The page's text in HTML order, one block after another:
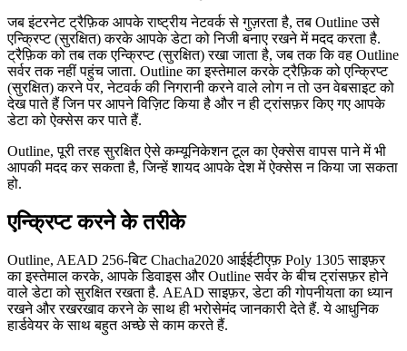
जब इंटरनेट ट्रैफ़िक आपके राष्ट्रीय नेटवर्क से गुज़रता है, तब Outline उसे
एन्क्रिप्ट (सुरक्षित) करके आपके डेटा को निजी बनाए रखने में मदद करता है.
ट्रैफ़िक को तब तक एन्क्रिप्ट (सुरक्षित) रखा जाता है, जब तक कि वह Outline
सर्वर तक नहीं पहुंच जाता. Outline का इस्तेमाल करके ट्रैफ़िक को एन्क्रिप्ट
(सुरक्षित) करने पर, नेटवर्क की निगरानी करने वाले लोग न तो उन वेबसाइट को
देख पाते हैं जिन पर आपने विज़िट किया है और न ही ट्रांसफ़र किए गए आपके
डेटा को ऐक्सेस कर पाते हैं.
Outline, पूरी तरह सुरक्षित ऐसे कम्यूनिकेशन टूल का ऐक्सेस वापस पाने में भी
आपकी मदद कर सकता है, जिन्हें शायद आपके देश में ऐक्सेस न किया जा सकता
हो.
एन्क्रिप्ट करने के तरीके
Outline, AEAD 256-बिट Chacha2020 आईईटीएफ़ Poly 1305 साइफ़र
का इस्तेमाल करके, आपके डिवाइस और Outline सर्वर के बीच ट्रांसफ़र होने
वाले डेटा को सुरक्षित रखता है. AEAD साइफ़र, डेटा की गोपनीयता का ध्यान
रखने और रखरखाव करने के साथ ही भरोसेमंद जानकारी देते हैं. ये आधुनिक
हार्डवेयर के साथ बहुत अच्छे से काम करते हैं.